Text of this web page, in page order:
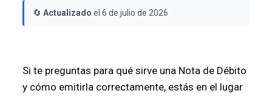
🔄 Actualizado el 6 de julio de 2026
Si te preguntas para qué sirve una Nota de Débito
y cómo emitirla correctamente, estás en el lugar